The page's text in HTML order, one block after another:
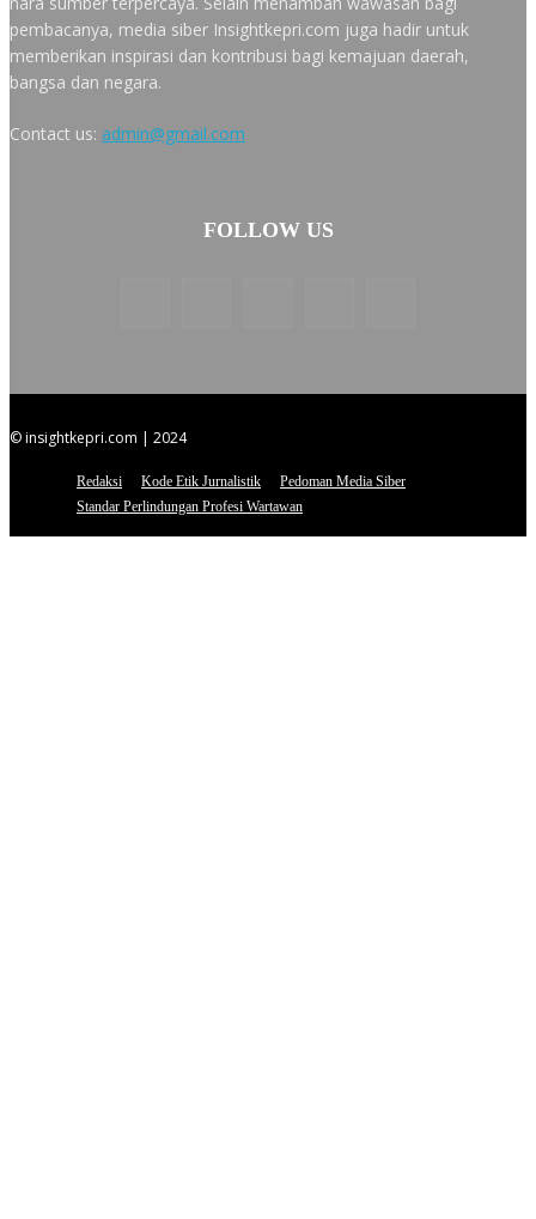
pembacanya, media siber Insightkepri.com juga hadir untuk
memberikan inspirasi dan kontribusi bagi kemajuan daerah,
bangsa dan negara.
Contact us: admin@gmail.com
FOLLOW US
© insightkepri.com | 2024
Redaksi Kode Etik Jurnalistik
Pedoman Media Siber
Standar Perlindungan Profesi Wartawan